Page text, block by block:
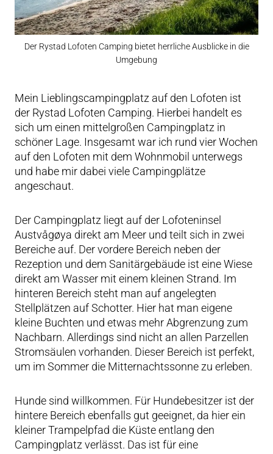
Der Rystad Lofoten Camping bietet herrliche Ausblicke in die
Umgebung
Mein Lieblingscampingplatz auf den Lofoten ist
der Rystad Lofoten Camping. Hierbei handelt es
sich um einen mittelgroßen Campingplatz in
schöner Lage. Insgesamt war ich rund vier Wochen
auf den Lofoten mit dem Wohnmobil unterwegs
und habe mir dabei viele Campingplätze
angeschaut.
Der Campingplatz liegt auf der Lofoteninsel
Austvågøya direkt am Meer und teilt sich in zwei
Bereiche auf. Der vordere Bereich neben der
Rezeption und dem Sanitärgebäude ist eine Wiese
direkt am Wasser mit einem kleinen Strand. Im
hinteren Bereich steht man auf angelegten
Stellplätzen auf Schotter. Hier hat man eigene
kleine Buchten und etwas mehr Abgrenzung zum
Nachbarn. Allerdings sind nicht an allen Parzellen
Stromsäulen vorhanden. Dieser Bereich ist perfekt,
um im Sommer die Mitternachtssonne zu erleben.
Hunde sind willkommen. Für Hundebesitzer ist der
hintere Bereich ebenfalls gut geeignet, da hier ein
kleiner Trampelpfad die Küste entlang den
Campingplatz verlässt. Das ist für eine